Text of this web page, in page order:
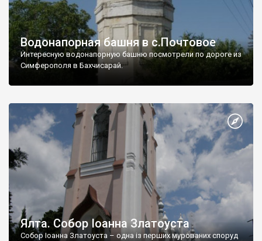
Водонапорная башня в с.Почтовое
Интересную водонапорную башню посмотрели по дороге из
Симферополя в Бахчисарай.
Ялта. Собор Іоанна Златоуста
Собор Іоанна Златоуста – одна із перших мурованих споруд